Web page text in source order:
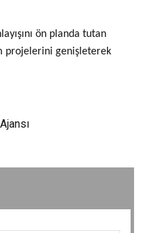
ön planda tutan
projelerini genişleterek